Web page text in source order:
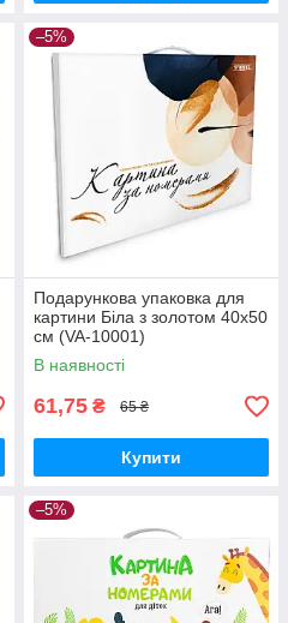
–5%
Подарункова упаковка для
картини Біла з золотом 40х50
см (VA-10001)
В наявності
61,75 ₴ 65 ₴
Купити
–5%